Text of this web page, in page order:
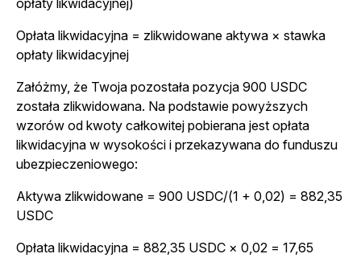
opłaty likwidacyjnej)
Opłata likwidacyjna = zlikwidowane aktywa × stawka
opłaty likwidacyjnej
Załóżmy, że Twoja pozostała pozycja 900 USDC
została zlikwidowana. Na podstawie powyższych
wzorów od kwoty całkowitej pobierana jest opłata
likwidacyjna w wysokości i przekazywana do funduszu
ubezpieczeniowego:
Aktywa zlikwidowane = 900 USDC/(1 + 0,02) = 882,35
USDC
Opłata likwidacyjna = 882,35 USDC × 0,02 = 17,65